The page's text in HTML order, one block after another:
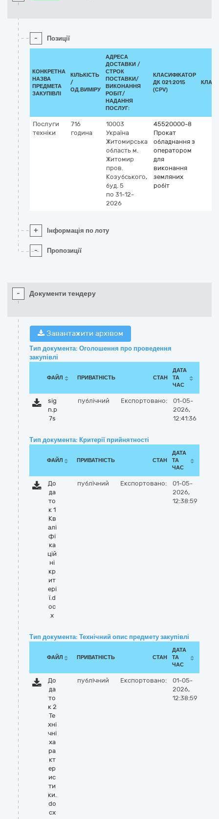
- Позиції
КОНКРЕТНА
НАЗВА
ПРЕДМЕТА
ЗАКУПІВЛІ
КІЛЬКІСТЬ
/
ОД.ВИМІРУ
АДРЕСА
ДОСТАВКИ /
СТРОК
ПОСТАВКИ/
ВИКОНАННЯ
РОБІТ/
НАДАННЯ
ПОСЛУГ:
КЛАСИФІКАТОР
ДК 021:2015
(CPV)
Послуги
техніки
716
година
10003
Україна
Житомирська
область м.
Житомир
пров.
Козубського,
буд. 5
по 31-12-
2026
45520000-8
Прокат
обладнання з
оператором
для
виконання
земляних
робіт
+ Інформація по лоту
- Пропозиції
- Документи тендеру
Завантажити архівом
Тип документа: Оголошення про проведення
закупівлі
ФАЙЛ ПРИВАТНІСТЬ СТАН
ДАТА
ТА
ЧАС
sig
n.p
7s
публічний Експортовано:
01-05-
2026,
12:41:36
Тип документа: Критерії прийнятності
ФАЙЛ ПРИВАТНІСТЬ СТАН
ДАТА
ТА
ЧАС
До
да
то
к 1
Кв
алі
фі
ка
цій
ні
кр
ит
ері
ї.d
oc
x
публічний Експортовано:
01-05-
2026,
12:38:59
Тип документа: Технічний опис предмету закупівлі
ФАЙЛ ПРИВАТНІСТЬ СТАН
ДАТА
ТА
ЧАС
До
да
то
к 2
Те
хні
чні
ха
ра
кт
ер
ис
ти
ки.
do
cx
публічний Експортовано:
01-05-
2026,
12:38:59